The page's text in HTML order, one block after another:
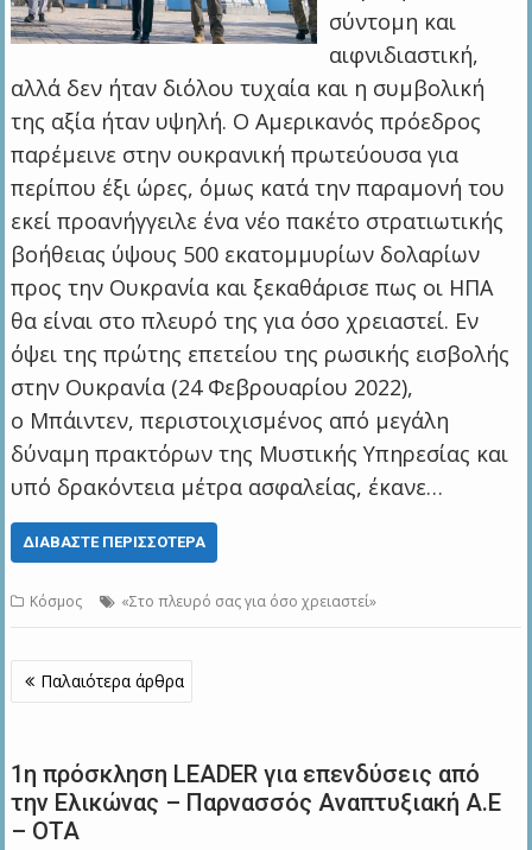
σύντομη και
αιφνιδιαστική,
αλλά δεν ήταν διόλου τυχαία και η συμβολική
της αξία ήταν υψηλή. Ο Αμερικανός πρόεδρος
παρέμεινε στην ουκρανική πρωτεύουσα για
περίπου έξι ώρες, όμως κατά την παραμονή του
εκεί προανήγγειλε ένα νέο πακέτο στρατιωτικής
βοήθειας ύψους 500 εκατομμυρίων δολαρίων
προς την Ουκρανία και ξεκαθάρισε πως οι ΗΠΑ
θα είναι στο πλευρό της για όσο χρειαστεί. Εν
όψει της πρώτης επετείου της ρωσικής εισβολής
στην Ουκρανία (24 Φεβρουαρίου 2022),
ο Μπάιντεν, περιστοιχισμένος από μεγάλη
δύναμη πρακτόρων της Μυστικής Υπηρεσίας και
υπό δρακόντεια μέτρα ασφαλείας, έκανε…
ΔΙΑΒΆΣΤΕ ΠΕΡΙΣΣΌΤΕΡΑ
Κόσμος «Στο πλευρό σας για όσο χρειαστεί»
Πλοήγηση
άρθρων
Παλαιότερα άρθρα
1η πρόσκληση LEADER για επενδύσεις από
την Ελικώνας – Παρνασσός Αναπτυξιακή Α.Ε
– ΟΤΑ